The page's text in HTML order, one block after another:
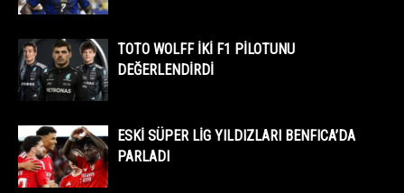
TOTO WOLFF İKİ F1 PİLOTUNU
DEĞERLENDİRDİ
ESKİ SÜPER LİG YILDIZLARI BENFICA’DA
PARLADI